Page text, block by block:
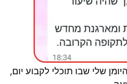
שלי שבו תוכלי לקבוע יום,